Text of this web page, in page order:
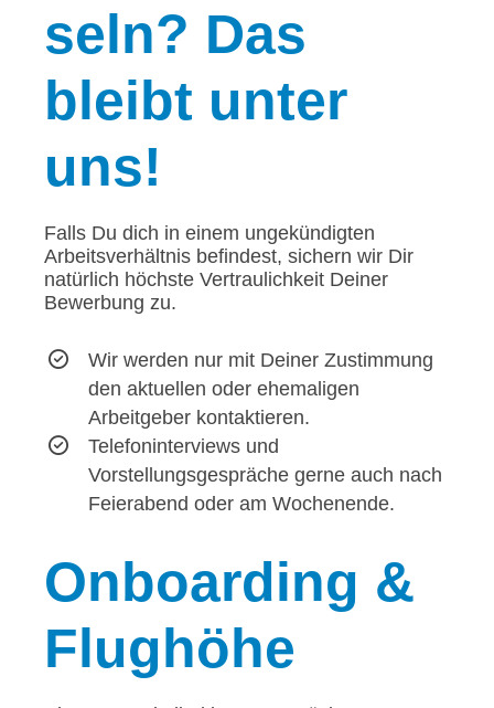
seln? Das
bleibt unter
uns!
Falls Du dich in einem ungekündigten
Arbeitsverhältnis befindest, sichern wir Dir
natürlich höchste Vertraulichkeit Deiner
Bewerbung zu.
Wir werden nur mit Deiner Zustimmung
den aktuellen oder ehemaligen
Arbeitgeber kontaktieren.
Telefoninterviews und
Vorstellungsgespräche gerne auch nach
Feierabend oder am Wochenende.
Onboarding &
Flughöhe